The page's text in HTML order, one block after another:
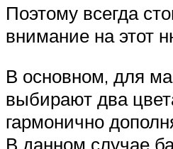
Поэтому всегда
внимание на этот
В основном, для
выбирают два
гармонично
В данном случае